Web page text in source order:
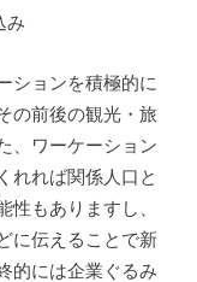
み
ションを積極的に
の前後の観光・旅
、ワーケーション
れれば関係人口と
性もありますし、
に伝えることで新
的には企業ぐるみ